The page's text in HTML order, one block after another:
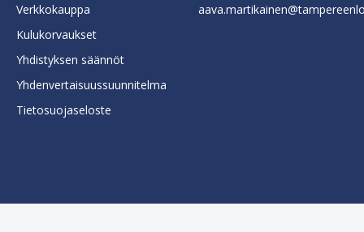
Verkkokauppa
Kulukorvaukset
Yhdistyksen säännöt
Yhdenvertaisuussuunnitelma
Tietosuojaseloste